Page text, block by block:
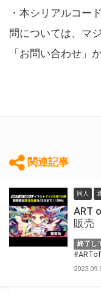
・本シリアルコー
問については、マ
「お問い合わせ」
関連記事
同人
ART
販
終了し